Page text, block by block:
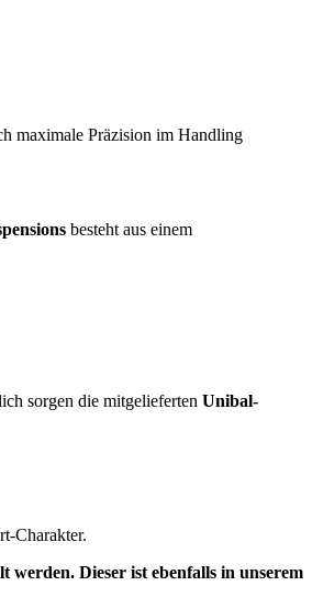
maximale Präzision im Handling
besteht aus einem
sorgen die mitgelieferten Unibal-
Charakter.
Dieser ist ebenfalls in unserem